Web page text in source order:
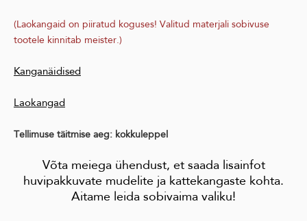
(Laokangaid on piiratud koguses! Valitud materjali sobivuse
tootele kinnitab meister.)
Kanganäidised
Laokangad
Tellimuse täitmise aeg: kokkuleppel
Võta meiega ühendust, et saada lisainfot
huvipakkuvate mudelite ja kattekangaste kohta.
Aitame leida sobivaima valiku!